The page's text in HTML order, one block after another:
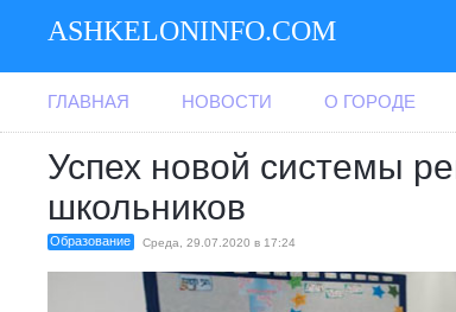
ASHKELONINFO.COM
ГЛАВНАЯ НОВОСТИ О ГОРОДЕ
Успех новой системы
школьников
Образование Среда, 29.07.2020 в 17:24